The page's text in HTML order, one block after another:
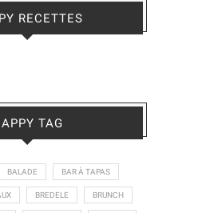
RECETTES
TAG
BALADE BAR À TAPAS
BREDELE BRUNCH